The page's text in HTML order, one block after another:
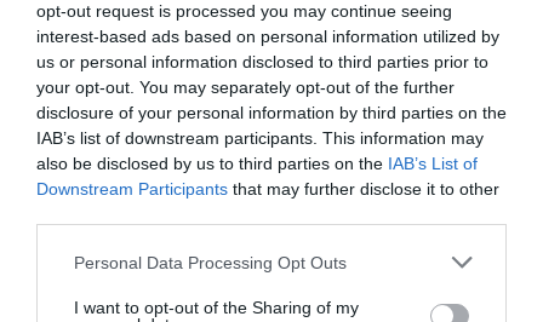
opt-out request is processed you may continue seeing
interest-based ads based on personal information utilized by
us or personal information disclosed to third parties prior to
your opt-out. You may separately opt-out of the further
disclosure of your personal information by third parties on the
IAB’s list of downstream participants. This information may
also be disclosed by us to third parties on the IAB’s List of
Downstream Participants that may further disclose it to other
Please note that this website/app uses one or more Google
not limited to your visit or usage behaviour. You may click to
Personal Data Processing Opt Outs
I want to opt-out of the Sharing of my
A másik három legveszélyesebb kígyófaj a
térségben:
Pápaszemes kobra vagy indiai kobra (Naja naja)
Russell-vipera (Daboia russelii)
Arab efa (Echis carinatus)
Ez is érdekelhet! A világ legnagyobb